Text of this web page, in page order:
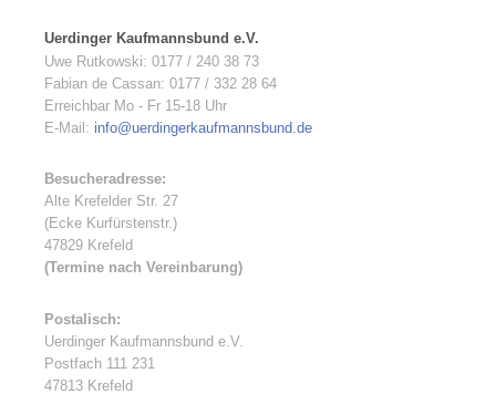
Uerdinger Kaufmannsbund e.V.
Uwe Rutkowski: 0177 / 240 38 73
Fabian de Cassan: 0177 / 332 28 64
Erreichbar Mo - Fr 15-18 Uhr
E-Mail: info@uerdingerkaufmannsbund.de
Besucheradresse:
Alte Krefelder Str. 27
(Ecke Kurfürstenstr.)
47829 Krefeld
(Termine nach Vereinbarung)
Postalisch:
Uerdinger Kaufmannsbund e.V.
Postfach 111 231
47813 Krefeld